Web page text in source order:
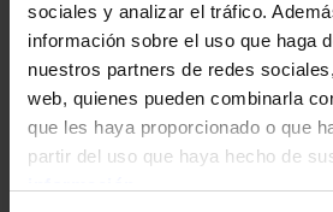
sociales y analizar el tráfico.
información sobre el uso que haga
nuestros partners de redes
web, quienes pueden combinarla
que les haya proporcionado o que
partir del uso que haya hecho de
DNI / Pasaporte / NIE